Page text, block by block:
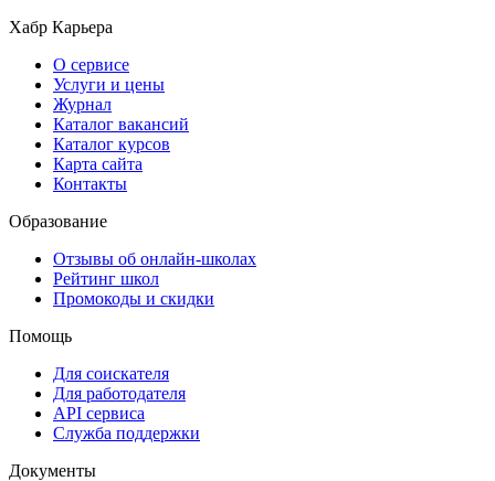
Хабр Карьера
О сервисе
Услуги и цены
Журнал
Каталог вакансий
Каталог курсов
Карта сайта
Контакты
Образование
Отзывы об онлайн-школах
Рейтинг школ
Промокоды и скидки
Помощь
Для соискателя
Для работодателя
API сервиса
Служба поддержки
Документы